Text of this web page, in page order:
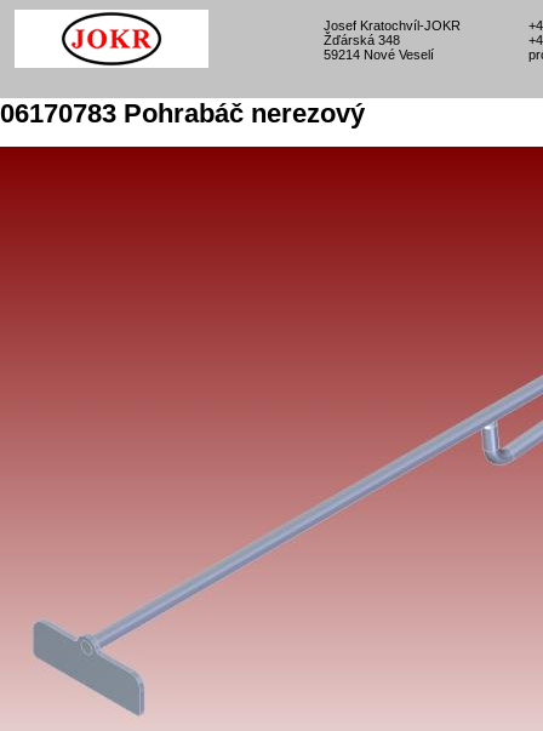
Josef Kratochvíl-JOKR
Žďárská 348
59214 Nové Veselí
06170783 Pohrabáč nerezový